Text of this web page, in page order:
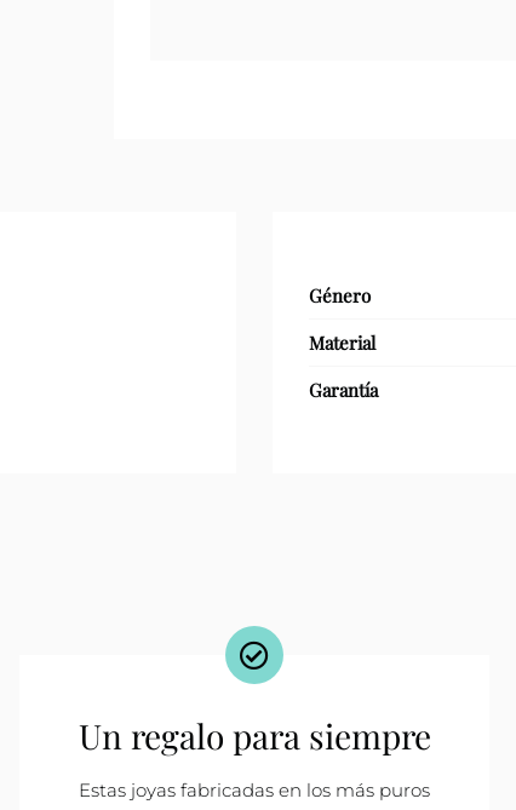
Género
Material
Garantía
Un regalo para siempre
Estas joyas fabricadas en los más puros